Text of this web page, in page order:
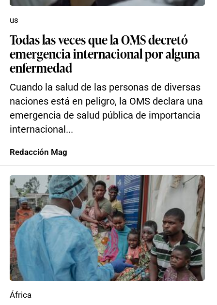
Todas las veces que la OMS decretó
emergencia internacional por alguna
enfermedad
Cuando la salud de las personas de diversas
naciones está en peligro, la OMS declara una
emergencia de salud pública de importancia
internacional...
us
Redacción Mag
África